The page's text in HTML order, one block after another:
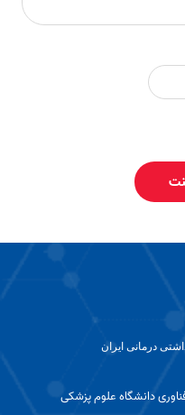
درمانی ایران
دانشگاه علوم پزشکی